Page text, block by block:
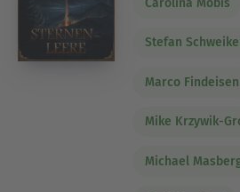
Stefan
Marco Findeisen
Mike Krzywik-
Michael